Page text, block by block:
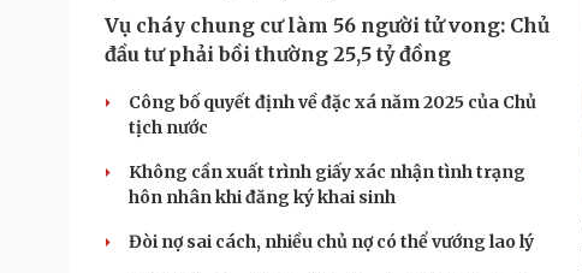
Vụ cháy chung cư làm 56 người tử vong: Chủ
đầu tư phải bồi thường 25,5 tỷ đồng
Công bố quyết định về đặc xá năm 2025 của Chủ
tịch nước
Không cần xuất trình giấy xác nhận tình trạng
hôn nhân khi đăng ký khai sinh
Đòi nợ sai cách, nhiều chủ nợ có thể vướng lao lý